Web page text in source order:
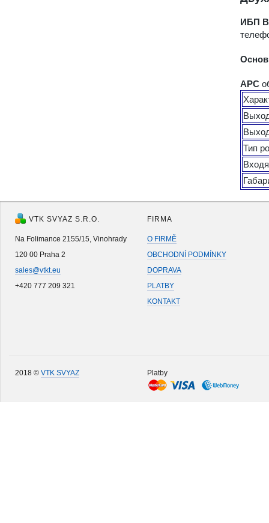
ИБП
APC
Тип
VTK SVYAZ S.R.O.
Na Folimance 2155/15, Vinohrady
120 00 Praha 2
sales@vtkt.eu
+420 777 209 321
FIRMA
O FIRMĚ
OBCHODNÍ PODMÍNKY
DOPRAVA
PLATBY
KONTAKT
2018 © VTK SVYAZ Platby